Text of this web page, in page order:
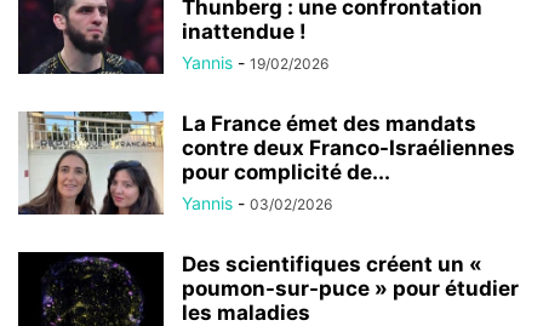
Thunberg : une confrontation
inattendue !
Yannis - 19/02/2026
La France émet des mandats
contre deux Franco-Israéliennes
pour complicité de...
Yannis - 03/02/2026
Des scientifiques créent un «
poumon-sur-puce » pour étudier
les maladies